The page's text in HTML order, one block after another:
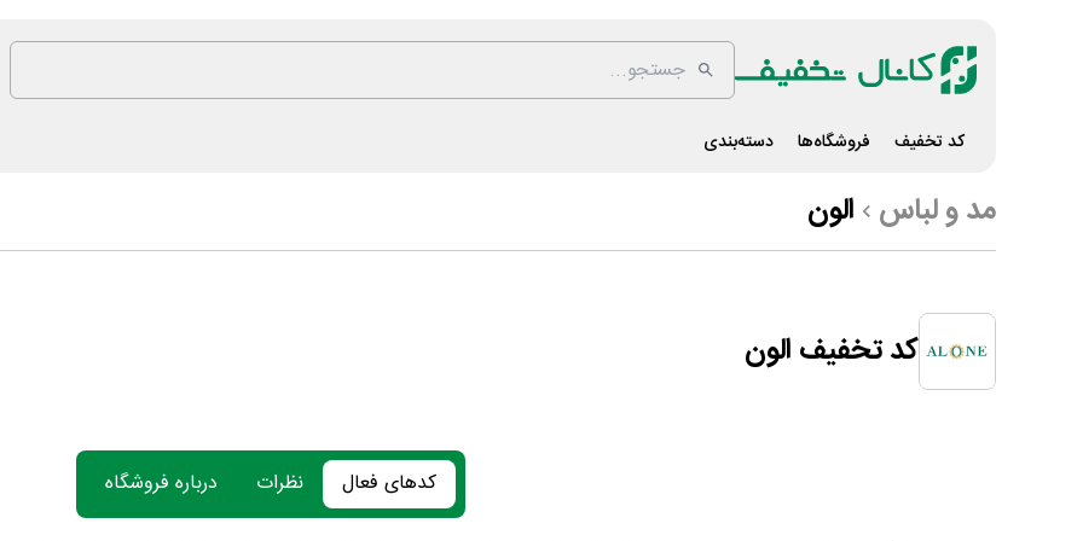
کد تخفیف فروشگاه‌ها دسته‌بندی
مد و لباس الون
کد تخفیف الون
کدهای فعال نظرات درباره فروشگاه